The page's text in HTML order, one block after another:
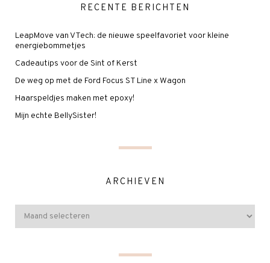
RECENTE BERICHTEN
LeapMove van VTech: de nieuwe speelfavoriet voor kleine
energiebommetjes
Cadeautips voor de Sint of Kerst
De weg op met de Ford Focus ST Line x Wagon
Haarspeldjes maken met epoxy!
Mijn echte BellySister!
ARCHIEVEN